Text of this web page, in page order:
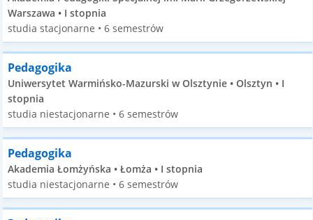
Warszawa • I stopnia
studia stacjonarne • 6 semestrów
Pedagogika
Uniwersytet Warmińsko-Mazurski w Olsztynie • Olsztyn • I
stopnia
studia niestacjonarne • 6 semestrów
Pedagogika
Akademia Łomżyńska • Łomża • I stopnia
studia niestacjonarne • 6 semestrów